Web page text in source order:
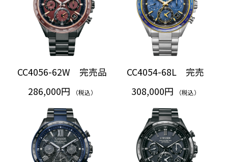
CC4056-62W 完売品
286,000円
（税込）
CC4054-68L 完売
308,000円
（税込）